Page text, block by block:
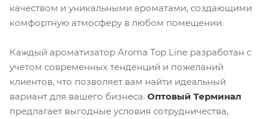
качеством и уникальными ароматами, создающими
комфортную атмосферу в любом помещении.
Каждый ароматизатор Aroma Top Line разработан с
учетом современных тенденций и пожеланий
клиентов, что позволяет вам найти идеальный
вариант для вашего бизнеса. Оптовый Терминал
предлагает выгодные условия сотрудничества,